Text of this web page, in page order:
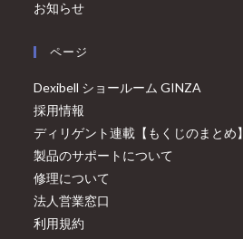
お知らせ
ページ
Dexibell ショールーム GINZA
採用情報
ディリゲント連載【もくじのまとめ】
製品のサポートについて
修理について
法人営業窓口
利用規約